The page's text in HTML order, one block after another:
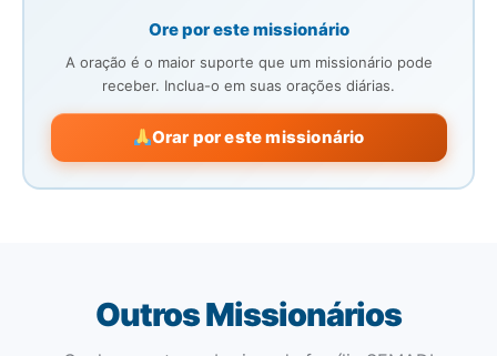
Ore por este missionário
A oração é o maior suporte que um missionário pode
receber. Inclua-o em suas orações diárias.
Orar por este missionário
Outros Missionários